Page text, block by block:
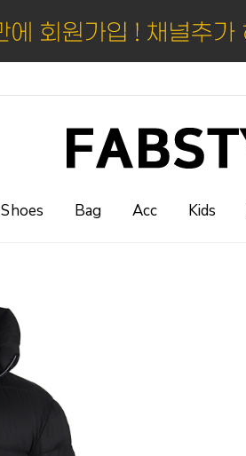
Shoes Bag Acc Kids